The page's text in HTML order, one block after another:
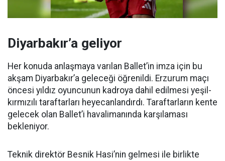
Diyarbakır’a geliyor
Her konuda anlaşmaya varılan Ballet’in imza için bu
akşam Diyarbakır’a geleceği öğrenildi. Erzurum maçı
öncesi yıldız oyuncunun kadroya dahil edilmesi yeşil-
kırmızılı taraftarları heyecanlandırdı. Taraftarların kente
gelecek olan Ballet’i havalimanında karşılaması
bekleniyor.
Teknik direktör Besnik Hasi’nin gelmesi ile birlikte